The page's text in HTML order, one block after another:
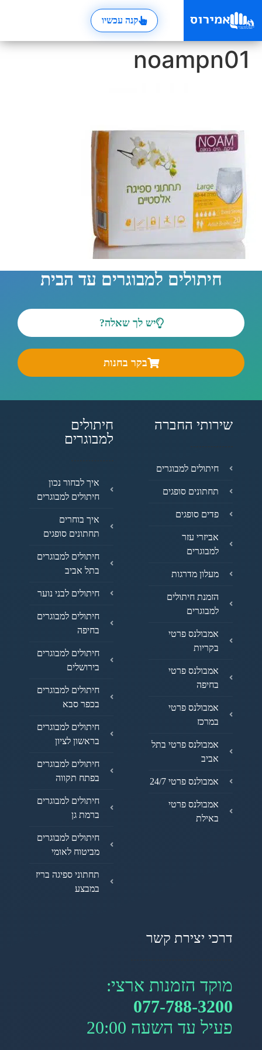
קנה עכשיו
noampn01
חיתולים למבוגרים עד הבית
יש לך שאלה?
בקר בחנות
שירותי החברה
חיתולים למבוגרים
תחתונים סופגים
פדים סופגים
אביזרי עזר
למבוגרים
מעלון מדרגות
הזמנת חיתולים
למבוגרים
אמבולנס פרטי
בקריות
אמבולנס פרטי
בחיפה
אמבולנס פרטי
במרכז
אמבולנס פרטי בתל
אביב
אמבולנס פרטי 24/7
אמבולנס פרטי
באילת
חיתולים
למבוגרים
איך לבחור נכון
חיתולים למבוגרים
איך בוחרים
תחתונים סופגים
חיתולים למבוגרים
בתל אביב
חיתולים לבני נוער
חיתולים למבוגרים
בחיפה
חיתולים למבוגרים
בירושלים
חיתולים למבוגרים
בכפר סבא
חיתולים למבוגרים
בראשון לציון
חיתולים למבוגרים
בפתח תקווה
חיתולים למבוגרים
ברמת גן
חיתולים למבוגרים
מביטוח לאומי
תחתוני ספיגה בריז
במבצע
דרכי יצירת קשר
מוקד הזמנות ארצי:
077-788-3200
פעיל עד השעה 20:00